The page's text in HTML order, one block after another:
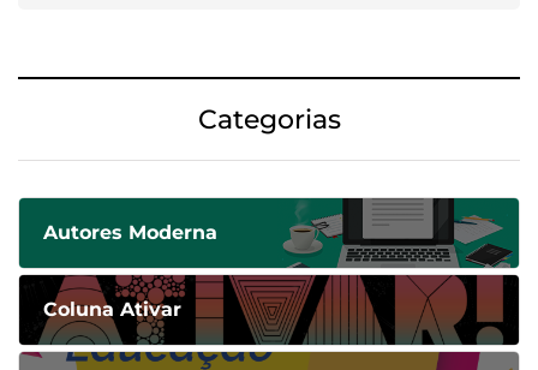
Categorias
Autores Moderna
Coluna Ativar